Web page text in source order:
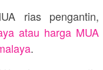
rias pengantin,
atau harga MUA
.